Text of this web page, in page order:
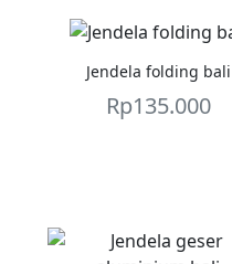
Jendela folding bali
Rp135.000